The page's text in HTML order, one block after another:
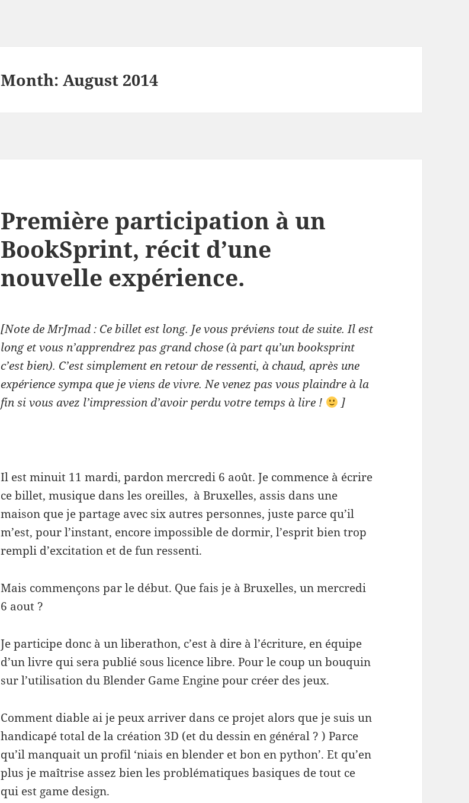
Month:August 2014
Première participation à un
BookSprint, récit d’une
nouvelle expérience.
[Note de MrJmad : Ce billet est long. Je vous préviens tout de suite. Il est
long et vous n’apprendrez pas grand chose (à part qu’un booksprint
c’est bien). C’est simplement en retour de ressenti, à chaud, après une
expérience sympa que je viens de vivre. Ne venez pas vous plaindre à la
fin si vous avez l’impression d’avoir perdu votre temps à lire !
]
Il est minuit 11 mardi, pardon mercredi 6 août. Je commence à écrire
ce billet, musique dans les oreilles, à Bruxelles, assis dans une
maison que je partage avec six autres personnes, juste parce qu’il
m’est, pour l’instant, encore impossible de dormir, l’esprit bien trop
rempli d’excitation et de fun ressenti.
Mais commençons par le début. Que fais je à Bruxelles, un mercredi
6 aout ?
Je participe donc à un liberathon, c’est à dire à l’écriture, en équipe
d’un livre qui sera publié sous licence libre. Pour le coup un bouquin
sur l’utilisation du Blender Game Engine pour créer des jeux.
Comment diable ai je peux arriver dans ce projet alors que je suis un
handicapé total de la création 3D (et du dessin en général ? ) Parce
qu’il manquait un profil ‘niais en blender et bon en python’. Et qu’en
plus je maîtrise assez bien les problématiques basiques de tout ce
qui est game design.